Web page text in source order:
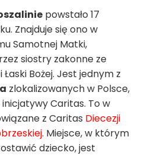
powstało 17
Znajduje się ono w
Samotnej Matki,
siostry zakonne ze
Bożej. Jest jednym z
zlokalizowanych w Polsce,
Caritas. To w
z Caritas Diecezji
. Miejsce, w którym
dziecko, jest